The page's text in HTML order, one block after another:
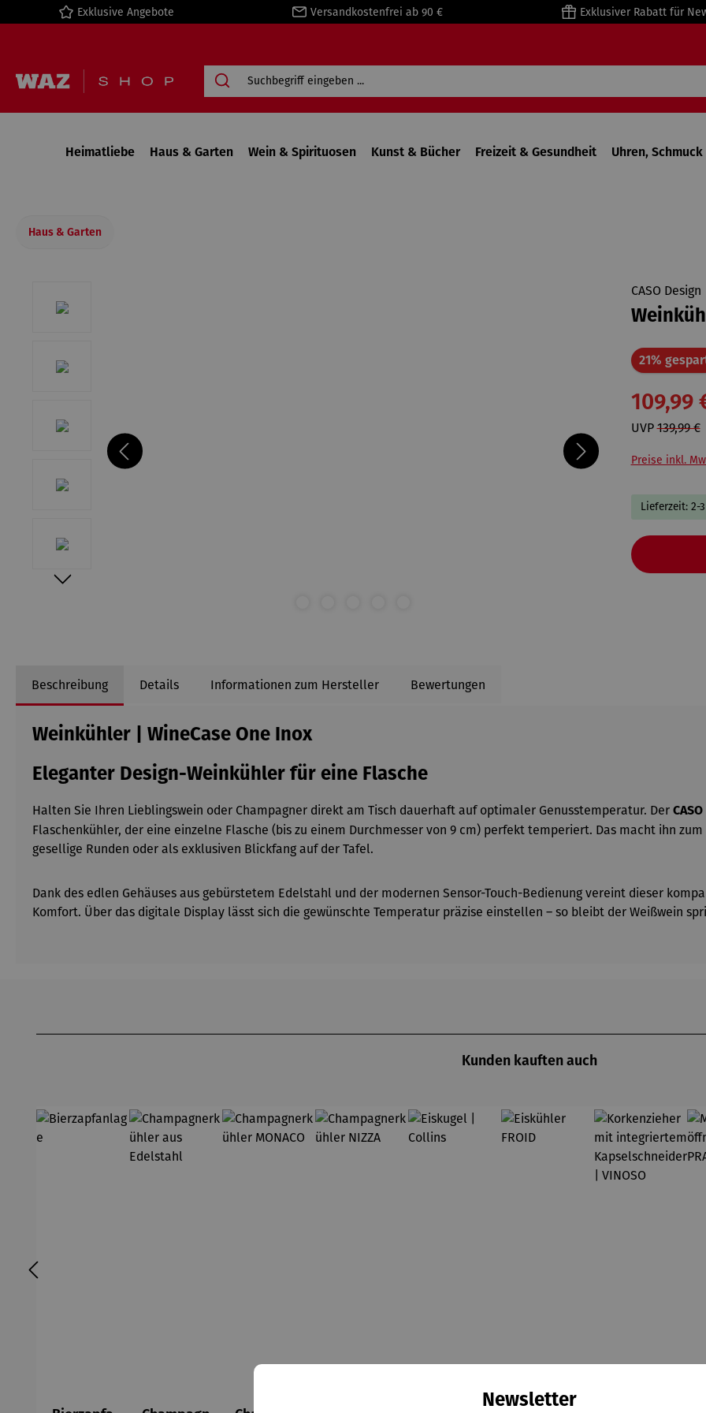
Zur Hauptnavigation springen
Exklusive Angebote Versandkostenfrei ab 90 € Exklusiver Rabatt für
Heimatliebe Haus & Garten Wein & Spirituosen Kunst & Bücher Freizeit & Gesundheit Uhren,
Haus & Garten
CASO Design
21%
109,99
UVP139,99 €
Preise inkl.
Lieferzeit: 2-3
Beschreibung Details Informationen zum Hersteller Bewertungen
Weinkühler | WineCase One Inox
Eleganter Design-Weinkühler für eine Flasche
Halten Sie Ihren Lieblingswein oder Champagner direkt am Tisch dauerhaft auf optimaler Genusstemperatur. Der
Flaschenkühler, der eine einzelne Flasche (bis zu einem Durchmesser von 9 cm) perfekt temperiert. Das macht ihn
gesellige Runden oder als exklusiven Blickfang auf der Tafel.
Dank des edlen Gehäuses aus gebürstetem Edelstahl und der modernen Sensor-Touch-Bedienung vereint dieser
Komfort. Über das digitale Display lässt sich die gewünschte Temperatur präzise einstellen – so bleibt der Weißwein
Kunden kauften auch
Newsletter